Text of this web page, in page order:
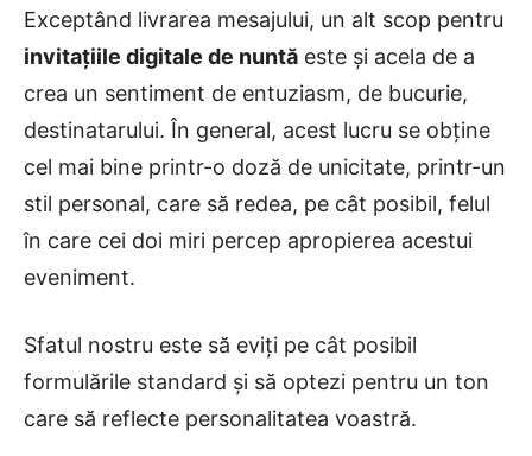
Exceptând livrarea mesajului, un alt scop pentru
invitațiile digitale de nuntă este și acela de a
crea un sentiment de entuziasm, de bucurie,
destinatarului. În general, acest lucru se obține
cel mai bine printr-o doză de unicitate, printr-un
stil personal, care să redea, pe cât posibil, felul
în care cei doi miri percep apropierea acestui
eveniment.
Sfatul nostru este să eviți pe cât posibil
formulările standard și să optezi pentru un ton
care să reflecte personalitatea voastră.